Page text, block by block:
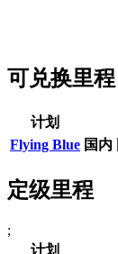
可兑换里程
计划
Flying Blue 国内
定级里程
;
计划